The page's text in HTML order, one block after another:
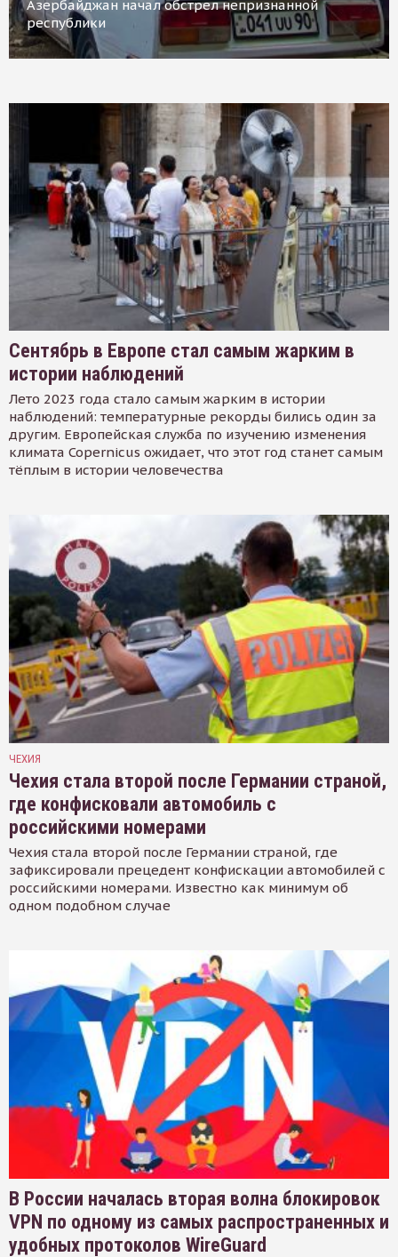
Азербайджан начал обстрел непризнанной
республики
Сентябрь в Европе стал самым жарким в
истории наблюдений
Лето 2023 года стало самым жарким в истории
наблюдений: температурные рекорды бились один за
другим. Европейская служба по изучению изменения
климата Copernicus ожидает, что этот год станет самым
тёплым в истории человечества
ЧЕХИЯ
Чехия стала второй после Германии страной,
где конфисковали автомобиль с
российскими номерами
Чехия стала второй после Германии страной, где
зафиксировали прецедент конфискации автомобилей с
российскими номерами. Известно как минимум об
одном подобном случае
В России началась вторая волна блокировок
VPN по одному из самых распространенных и
удобных протоколов WireGuard